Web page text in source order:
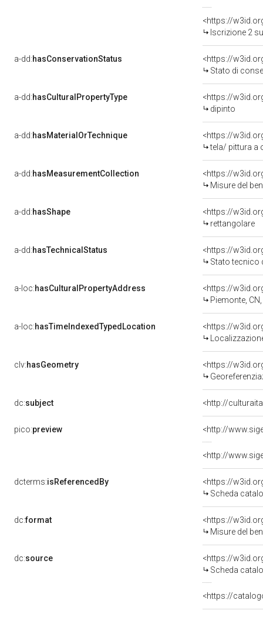
<https://
Iscrizione 2
a-dd:hasConservationStatus
<https://
Stato di
a-dd:hasCulturalPropertyType
<https://
dipinto
a-dd:hasMaterialOrTechnique
<https://
tela/ pittura a
a-dd:hasMeasurementCollection
<https://
Misure del
a-dd:hasShape
<https://
rettangolare
a-dd:hasTechnicalStatus
<https://
Stato tecnico
a-loc:hasCulturalPropertyAddress
<https://
Piemonte,
a-loc:hasTimeIndexedTypedLocation
<https://
clv:hasGeometry
<https://
dc:subject <http://
pico:preview
dcterms:isReferencedBy
<https://
Scheda
dc:format
<https://
Misure del
dc:source
<https://
Scheda
<https://